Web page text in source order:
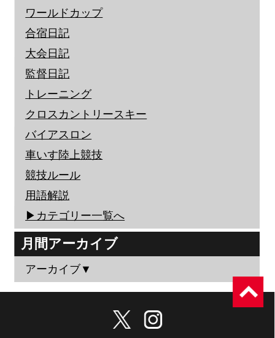
ワールドカップ
合宿日記
大会日記
監督日記
トレーニング
クロスカントリースキー
バイアスロン
車いす陸上競技
競技ルール
用語解説
▶︎カテゴリー一覧へ
月間アーカイブ
アーカイブ▼